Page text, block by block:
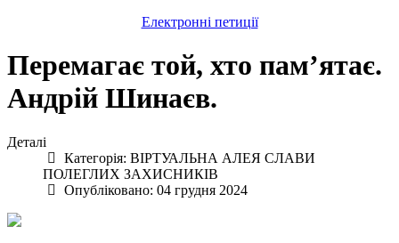
Електронні петиції
Перемагає той, хто пам’ятає.
Андрій Шинаєв.
Деталі
Категорія: ВІРТУАЛЬНА АЛЕЯ СЛАВИ
ПОЛЕГЛИХ ЗАХИСНИКІВ
Опубліковано: 04 грудня 2024